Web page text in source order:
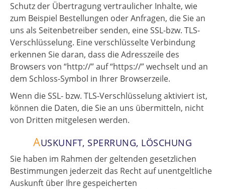
Schutz der Übertragung vertraulicher Inhalte, wie
zum Beispiel Bestellungen oder Anfragen, die Sie an
uns als Seitenbetreiber senden, eine SSL-bzw. TLS-
Verschlüsselung. Eine verschlüsselte Verbindung
erkennen Sie daran, dass die Adresszeile des
Browsers von “http://” auf “https://” wechselt und an
dem Schloss-Symbol in Ihrer Browserzeile.
Wenn die SSL- bzw. TLS-Verschlüsselung aktiviert ist,
können die Daten, die Sie an uns übermitteln, nicht
von Dritten mitgelesen werden.
AUSKUNFT, SPERRUNG, LÖSCHUNG
Sie haben im Rahmen der geltenden gesetzlichen
Bestimmungen jederzeit das Recht auf unentgeltliche
Auskunft über Ihre gespeicherten